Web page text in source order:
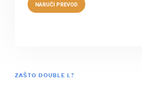
ZAŠTO DOUBLE L?